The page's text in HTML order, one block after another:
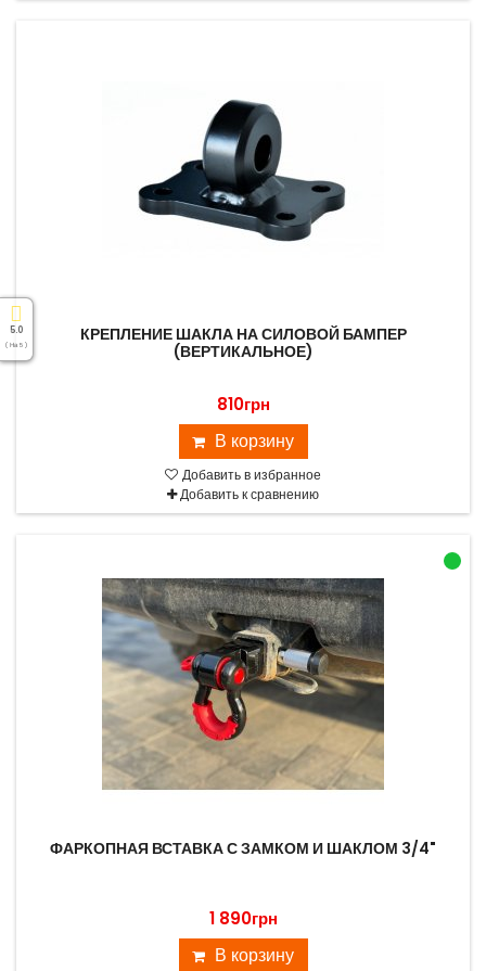
КРЕПЛЕНИЕ ШАКЛА НА СИЛОВОЙ БАМПЕР
(ВЕРТИКАЛЬНОЕ)
810грн
В корзину
Добавить в избранное
Добавить к сравнению
ФАРКОПНАЯ ВСТАВКА С ЗАМКОМ И ШАКЛОМ 3/4"
1 890грн
В корзину
5.0
( На 5 )